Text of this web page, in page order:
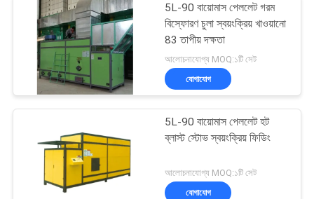
যোগাযোগ
খবর
উদ্ধৃতির
আবেদন
ছোট শস্য ড্রায়ার
21
5L-90 বায়োমাস পেললেট গরম
বিস্ফোরণ চুলা স্বয়ংক্রিয় খাওয়ানো
83 তাপীয় দক্ষতা
আলোচনাযোগ্য MOQ:১টি সেট
যোগাযোগ
5L-90 বায়োমাস পেললেট হট
ব্লাস্ট স্টোভ স্বয়ংক্রিয় ফিডিং
আলোচনাযোগ্য MOQ:১টি সেট
যোগাযোগ